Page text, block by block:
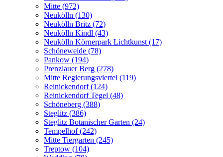
Mitte (972)
Neukölln (130)
Neukölln Britz (72)
Neukölln Kindl (43)
Neukölln Körnerpark Lichtkunst (17)
Schöneweide (78)
Pankow (194)
Prenzlauer Berg (278)
Mitte Regierungsviertel (119)
Reinickendorf (124)
Reinickendorf Tegel (48)
Schöneberg (388)
Steglitz (386)
Steglitz Botanischer Garten (24)
Tempelhof (242)
Mitte Tiergarten (245)
Treptow (104)